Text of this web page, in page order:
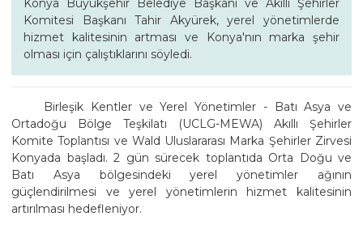
Konya Büyükşehir Belediye Başkanı ve Akıllı Şehirler
Komitesi Başkanı Tahir Akyürek, yerel yönetimlerde
hizmet kalitesinin artması ve Konya'nın marka şehir
olması için çalıştıklarını söyledi.
Birleşik Kentler ve Yerel Yönetimler - Batı Asya ve
Ortadoğu Bölge Teşkilatı (UCLG-MEWA) Akıllı Şehirler
Komite Toplantısı ve Wald Uluslararası Marka Şehirler Zirvesi
Konyada başladı. 2 gün sürecek toplantıda Orta Doğu ve
Batı Asya bölgesindeki yerel yönetimler ağının
güçlendirilmesi ve yerel yönetimlerin hizmet kalitesinin
artırılması hedefleniyor.